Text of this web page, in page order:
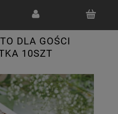
DLA GOŚCI
10SZT